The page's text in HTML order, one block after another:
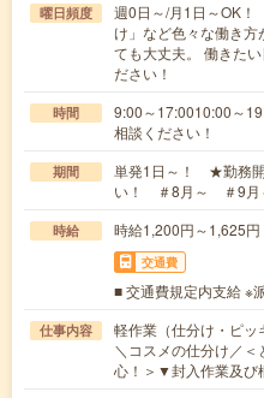
曜日頻度
週0日～/月1日～OK
け」など色々な働き
ても大丈夫。 働きた
ださい！
時間
9:00～17:0010:00～
相談ください！
期間
単発1日～！ ★勤務開
い！ ＃8月～ ＃9月
時給 時給1,200円～1,625円
交通費
■ 交通費規定内支給 ※
仕事内容
軽作業（仕分け・ピッ
＼コスメの仕分け／
心！＞▼封入作業及